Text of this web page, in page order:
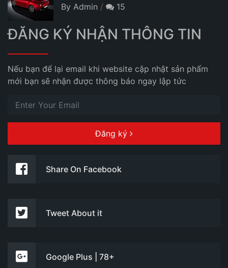
By Admin
15
ĐĂNG KÝ NHẬN THÔNG TIN
Nếu bạn để lại email khi website cập nhật sản phẩm
mới bạn sẽ nhận được thông báo ngay lập tức
Đăng ký
Share On Facebook
Tweet About it
Google Plus | 78+